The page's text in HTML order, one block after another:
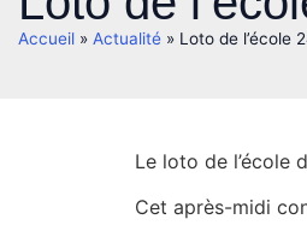
Accueil » Actualité » Loto de l’école
Le loto de l’école
Cet après-midi